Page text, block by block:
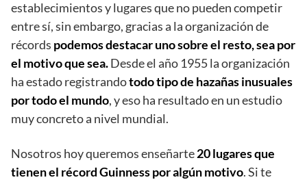
establecimientos y lugares que no pueden competir
entre sí, sin embargo, gracias a la organización de
récords podemos destacar uno sobre el resto, sea por
el motivo que sea.Desde el año 1955 la organización
ha estado registrandotodo tipo de hazañas inusuales
por todo el mundo, y eso ha resultado en un estudio
muy concreto a nivel mundial.
Nosotros hoy queremos enseñarte20 lugares que
tienen el récord Guinness por algún motivo. Si te